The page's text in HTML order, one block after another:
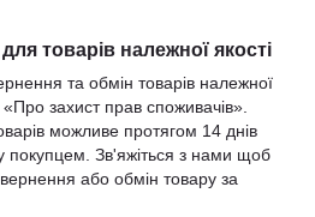
товарів належної якості
та обмін товарів належної
«Про захист прав споживачів».
можливе протягом 14 днів
покупцем. Зв'яжіться з нами щоб
або обмін товару за